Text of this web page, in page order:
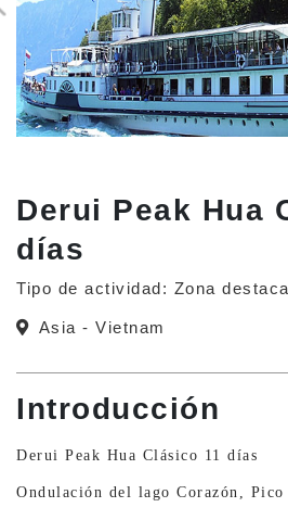
Derui Peak Hua
días
Tipo de actividad: Zona
Asia - Vietnam
Introducción
Derui Peak Hua Clásico 11 días
Ondulación del lago Corazón,